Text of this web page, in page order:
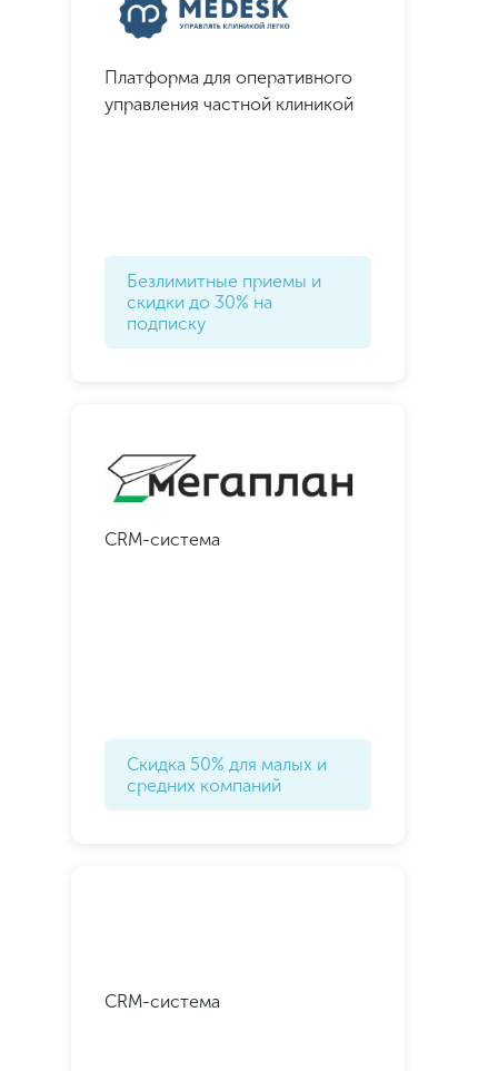
Платформа для оперативного
управления частной клиникой
Безлимитные приемы и
скидки до 30% на
подписку
CRM-система
Скидка 50% для малых и
средних компаний
CRM-система
мессенджеры
И получайте подборку новых
классных предложений